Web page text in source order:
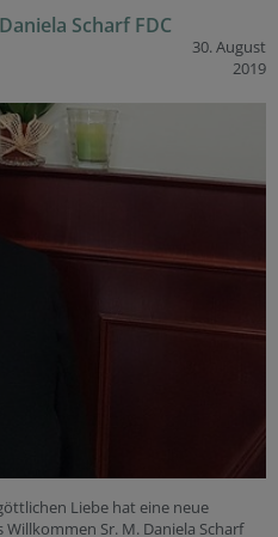
Scharf FDC
30. August
2019
Liebe hat eine neue
Sr. M. Daniela Scharf